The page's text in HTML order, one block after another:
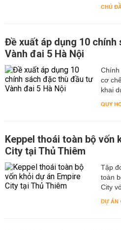
CHỦ
Đề xuất áp dụng 10
Vành đai 5 Hà Nội
Chính
cơ
khai
QUY
Keppel thoái toàn bộ vốn
City tại Thủ Thiêm
Tập
toàn
City
DỰ ÁN